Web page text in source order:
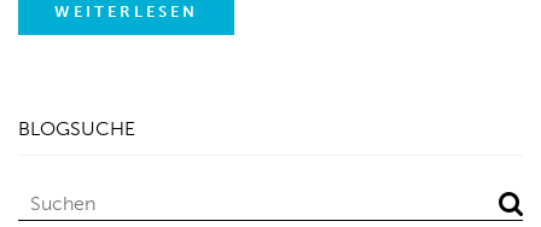
WEITERLESEN
BLOGSUCHE